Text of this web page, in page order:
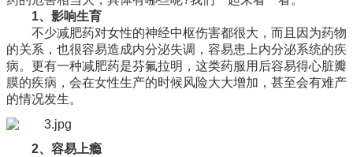
1、影响生育
不少减肥药对女性的神经中枢伤害都很大，而且因为药物
的关系，也很容易造成内分泌失调，容易患上内分泌系统的疾
病。更有一种减肥药是芬氟拉明，这类药服用后容易得心脏瓣
膜的疾病，会在女性生产的时候风险大大增加，甚至会有难产
的情况发生。
2、容易上瘾